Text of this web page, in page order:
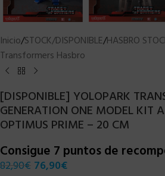
Inicio/STOCK/DISPONIBLE/HASBRO
Transformers Hasbro
[DISPONIBLE] YOLOPARK
GENERATION ONE MODEL KIT
OPTIMUS PRIME – 20 CM
Consigue 7 puntos de
82,90€ 76,90€